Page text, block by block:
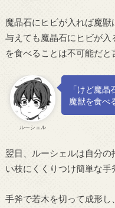
魔晶石にヒビが入れば魔
与えても魔晶石にヒビが
を食べることは不可能だと
ルーシェル
「けど魔
魔獣を食べ
翌日、ルーシェルは自分
い枝にくくりつけ簡単な手
手斧で若木を切って成形